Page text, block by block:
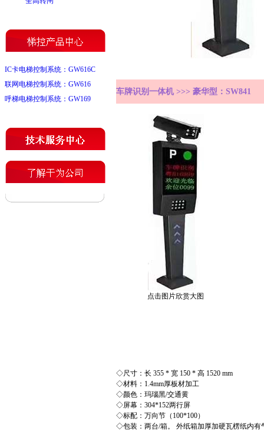
IC卡电梯控制系统：GW616C
联网电梯控制系统：GW616
呼梯电梯控制系统：GW169
车牌识别一体机 >>> 豪华型：SW841
点击图片欣赏大图
◇尺寸：长 355 * 宽 150 * 高 1520 mm
◇材料：1.4mm厚板材加工
◇颜色：玛瑙黑/交通黄
◇屏幕：304*152两行屏
◇标配：万向节（100*100）
◇包装：两台/箱。 外纸箱加厚加硬瓦楞纸内有